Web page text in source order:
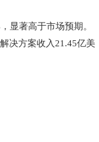
显著高于市场预期。
决方案收入21.45亿美